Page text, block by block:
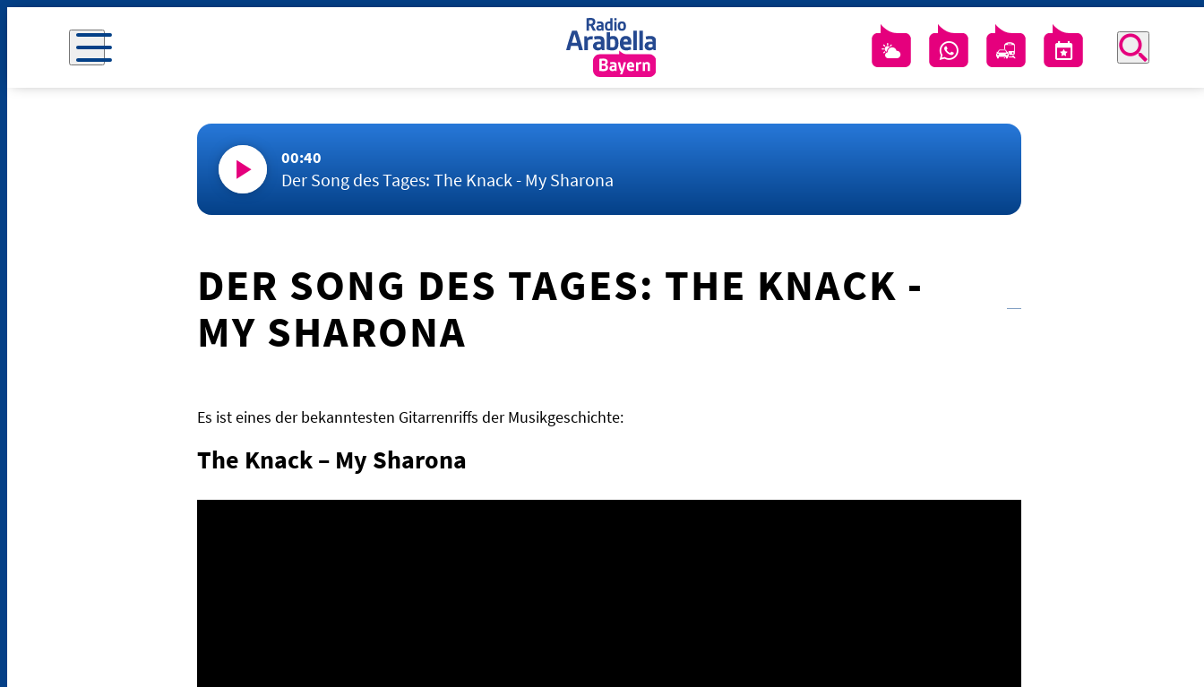
00:40
Der Song des Tages: The Knack - My Sharona
DER SONG DES TAGES: THE KNACK -
MY SHARONA
Es ist eines der bekanntesten Gitarrenriffs der Musikgeschichte:
The Knack – My Sharona